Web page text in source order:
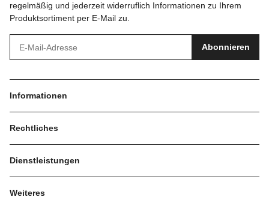
regelmäßig und jederzeit widerruflich Informationen zu Ihrem
Produktsortiment per E-Mail zu.
Abonnieren
Informationen
Rechtliches
Dienstleistungen
Weiteres